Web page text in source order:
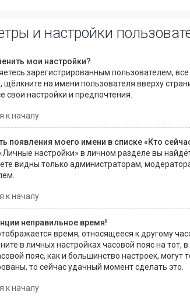
и настройки
мои настройки?
зарегистрированным пользователем,
щёлкните на имени пользователя вверху
свои настройки и предпочтения.
к началу
появления моего имени в списке «Кто
настройки» в личном разделе вы
видны только администраторам,
к началу
неправильное время!
время, относящееся к другому
в личных настройках часовой пояс на тот,
пояс, как и большинство настроек, могут
то сейчас удачный момент сделать это.
к началу